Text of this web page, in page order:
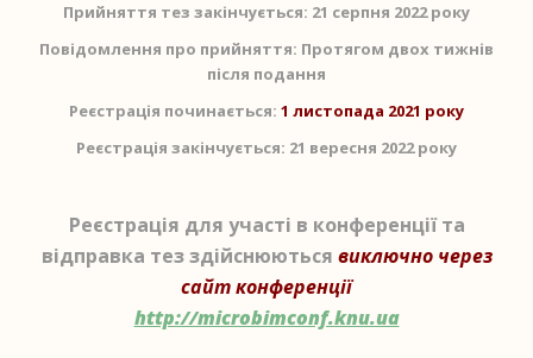
Прийняття тез закінчується: 21 серпня 2022 року
Повідомлення про прийняття: Протягом двох тижнів
після подання
Реєстрація починається: 1 листопада 2021 року
Реєстрація закінчується: 21 вересня 2022 року
Реєстрація для участі в конференції та
відправка тез здійснюються виключно через
сайт конференції
http://microbimconf.knu.ua